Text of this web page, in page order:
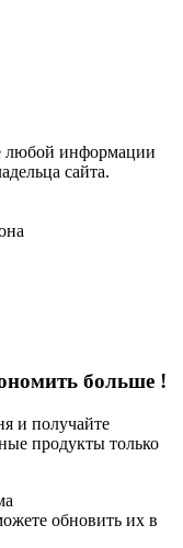
любой информации
сайта.
больше !
и получайте
продукты только
обновить их в